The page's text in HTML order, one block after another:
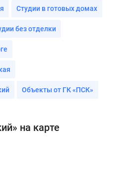
Студии в готовых домах
без отделки
Объекты от ГК «ПСК»
на карте